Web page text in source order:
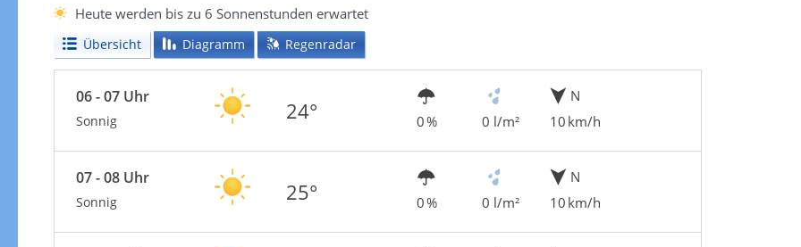
Heute werden bis zu 6 Sonnenstunden erwartet
Übersicht Diagramm Regenradar
06 - 07 Uhr
Sonnig 24° 0 % 0 l/m²
N
10 km/h
07 - 08 Uhr
Sonnig 25° 0 % 0 l/m²
N
10 km/h